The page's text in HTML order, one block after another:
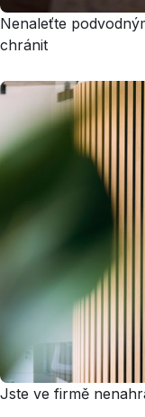
Nenaleťte
chránit
Jste ve firmě